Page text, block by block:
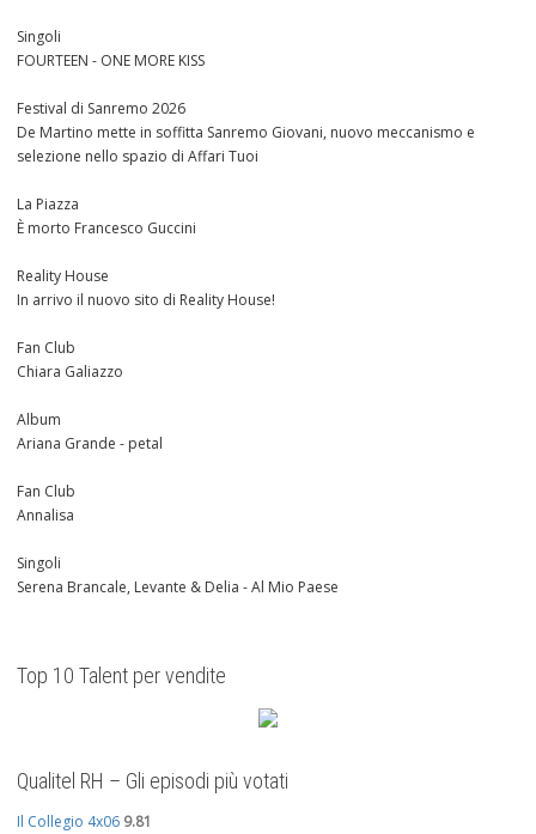
Singoli
FOURTEEN - ONE MORE KISS
Festival di Sanremo 2026
De Martino mette in soffitta Sanremo Giovani, nuovo meccanismo e
selezione nello spazio di Affari Tuoi
La Piazza
È morto Francesco Guccini
Reality House
In arrivo il nuovo sito di Reality House!
Fan Club
Chiara Galiazzo
Album
Ariana Grande - petal
Fan Club
Annalisa
Singoli
Serena Brancale, Levante & Delia - Al Mio Paese
Top 10 Talent per vendite
Qualitel RH – Gli episodi più votati
Il Collegio 4x06 9.81